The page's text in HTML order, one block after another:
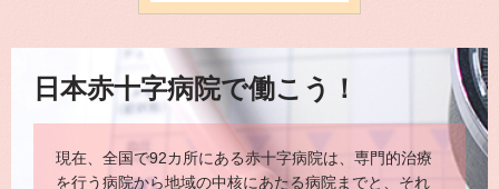
日本赤十字病院で働こう！
現在、全国で92カ所にある赤十字病院は、専門的治療
を行う病院から地域の中核にあたる病院までと、それ